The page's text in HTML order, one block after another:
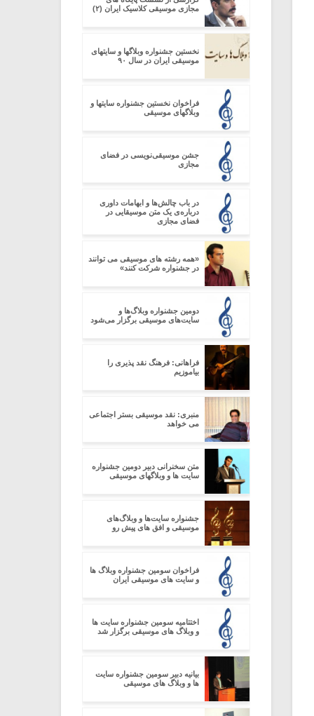
مجازی موسیقی کلاسیک ایران (۲)
نخستین جشنواره وبلاگها و سایتهای
موسیقی ایران در سال ۹۰
فراخوان نخستین جشنواره سایتها و
وبلاگهای موسیقی
جشن موسیقی‌نویسی در فضای
مجازی
در باب چالش‌ها و ابهامات داوری
درباره‌ی یک متن موسیقایی در
فضای مجازی
«همه رشته های موسیقی می توانند
در جشنواره شرکت کنند»
دومین جشنواره وبلاگ‌ها و
سایت‌های موسیقی برگزار می‌شود
فراهانی: فرهنگ نقد پذیری را
بیاموزیم
منبری: نقد موسیقی بستر اجتماعی
می خواهد
متن سخنرانی دبیر دومین جشنواره
سایت ها و وبلاگهای موسیقی
جشنواره سایت‌ها و وبلاگ‌های
موسیقی و افق های پیش رو
فراخوان سومین جشنواره وبلاگ ها
و سایت های موسیقی ایران
اختتامیه سومین جشنواره سایت ها
و وبلاگ های موسیقی برگزار شد
بیانیه دبیر سومین جشنواره سایت
ها و وبلاگ های موسیقی